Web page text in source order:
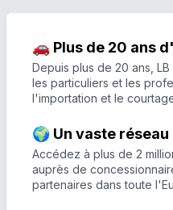
🚗 Plus de 20 ans
Depuis plus de 20 ans,
les particuliers et les
l'importation et le
🌍 Un vaste réseau
Accédez à plus de 2
auprès de
partenaires dans toute